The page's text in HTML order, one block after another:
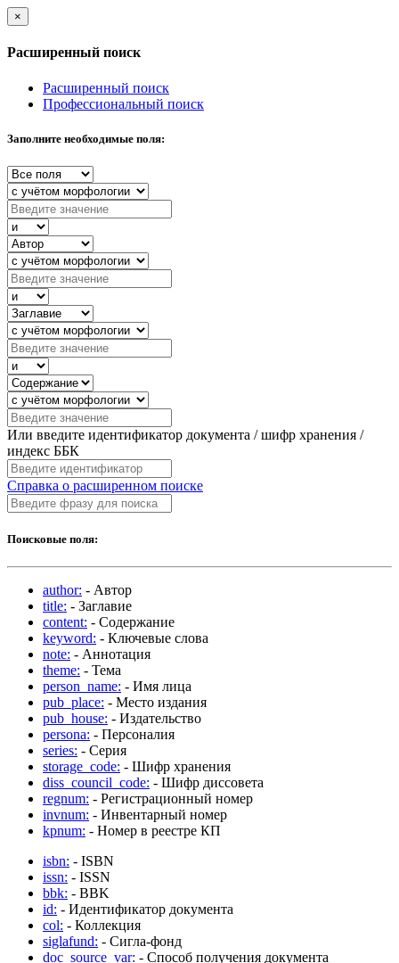
×
Расширенный поиск
Расширенный поиск
Профессиональный поиск
Заполните необходимые поля:
Или введите идентификатор документа / шифр хранения /
индекс ББК
Справка о расширенном поиске
Поисковые поля:
author: - Автор
title: - Заглавие
content: - Содержание
keyword: - Ключевые слова
note: - Аннотация
theme: - Тема
person_name: - Имя лица
pub_place: - Место издания
pub_house: - Издательство
persona: - Персоналия
series: - Серия
storage_code: - Шифр хранения
diss_council_code: - Шифр диссовета
regnum: - Регистрационный номер
invnum: - Инвентарный номер
kpnum: - Номер в реестре КП
isbn: - ISBN
issn: - ISSN
bbk: - BBK
id: - Идентификатор документа
col: - Коллекция
siglafund: - Сигла-фонд
doc_source_var: - Способ получения документа